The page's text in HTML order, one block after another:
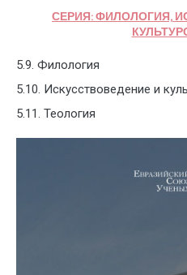
СЕРИЯ: ФИЛОЛОГИЯ,
5.9. Филология
5.10. Искусствоведение и
5.11. Теология